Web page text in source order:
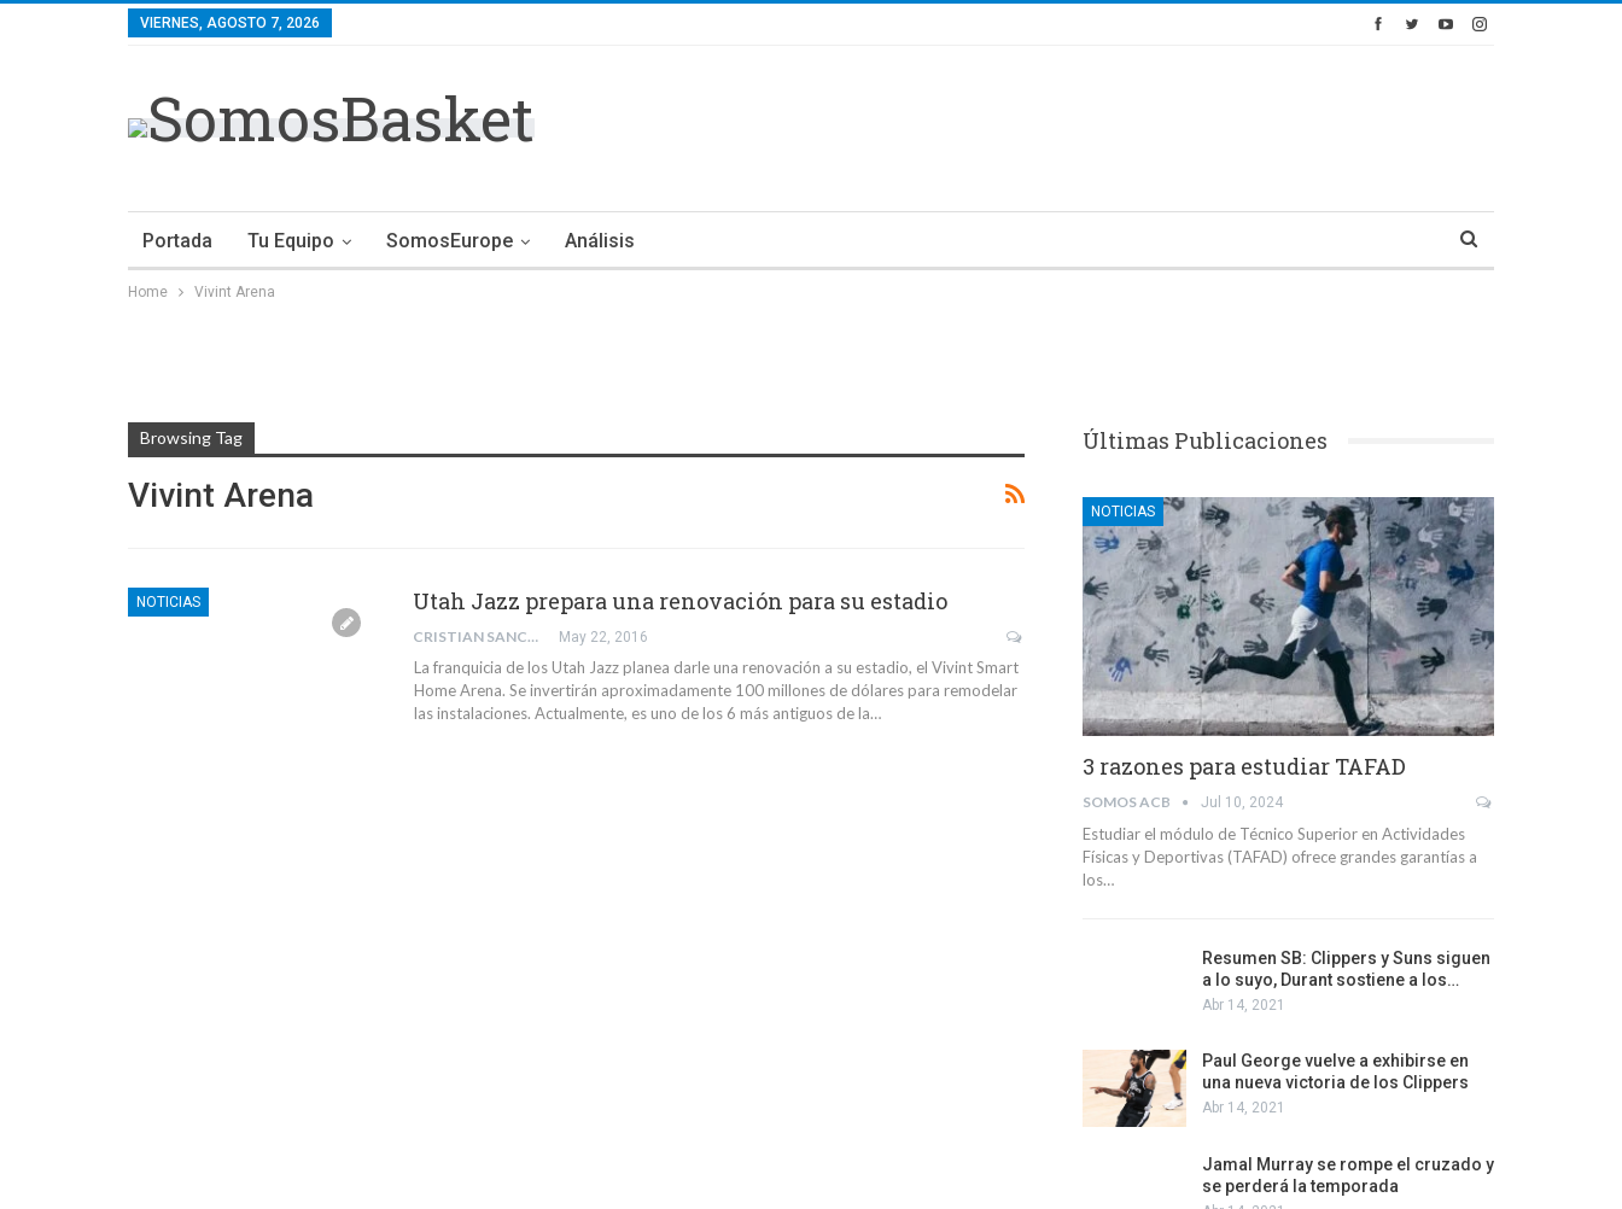
VIERNES, AGOSTO 7, 2026
Portada Tu Equipo SomosEurope Análisis
Home Vivint Arena
Browsing Tag
Vivint Arena
NOTICIAS Utah Jazz prepara una renovación para su estadio
CRISTIAN SANCHEZ May 22, 2016
La franquicia de los Utah Jazz planea darle una renovación a su estadio, el Vivint Smart
Home Arena. Se invertirán aproximadamente 100 millones de dólares para remodelar
las instalaciones. Actualmente, es uno de los 6 más antiguos de la…
Últimas Publicaciones
NOTICIAS
3 razones para estudiar TAFAD
SOMOS ACB Jul 10, 2024
Estudiar el módulo de Técnico Superior en Actividades
Físicas y Deportivas (TAFAD) ofrece grandes garantías a
los…
Resumen SB: Clippers y Suns siguen
a lo suyo, Durant sostiene a los…
Abr 14, 2021
Paul George vuelve a exhibirse en
una nueva victoria de los Clippers
Abr 14, 2021
Jamal Murray se rompe el cruzado y
se perderá la temporada